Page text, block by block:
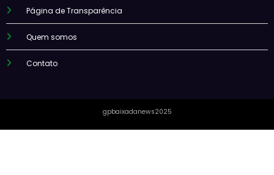
Página de Transparência
Quem somos
Contato
gpbaixadanews2025